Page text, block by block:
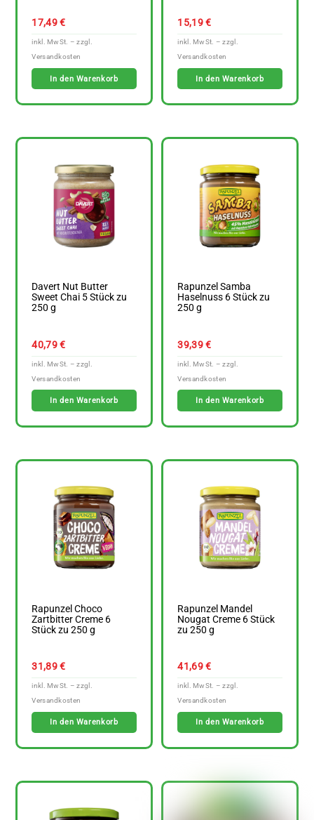
17,49€
In den Warenkorb
15,19€
In den Warenkorb
Davert Nut Butter
Sweet Chai 5 Stück zu
250 g
40,79€
In den Warenkorb
Rapunzel Samba
Haselnuss 6 Stück zu
250 g
39,39€
In den Warenkorb
Rapunzel Choco
Zartbitter Creme 6
Stück zu 250 g
31,89€
In den Warenkorb
Rapunzel Mandel
Nougat Creme 6 Stück
zu 250 g
41,69€
In den Warenkorb